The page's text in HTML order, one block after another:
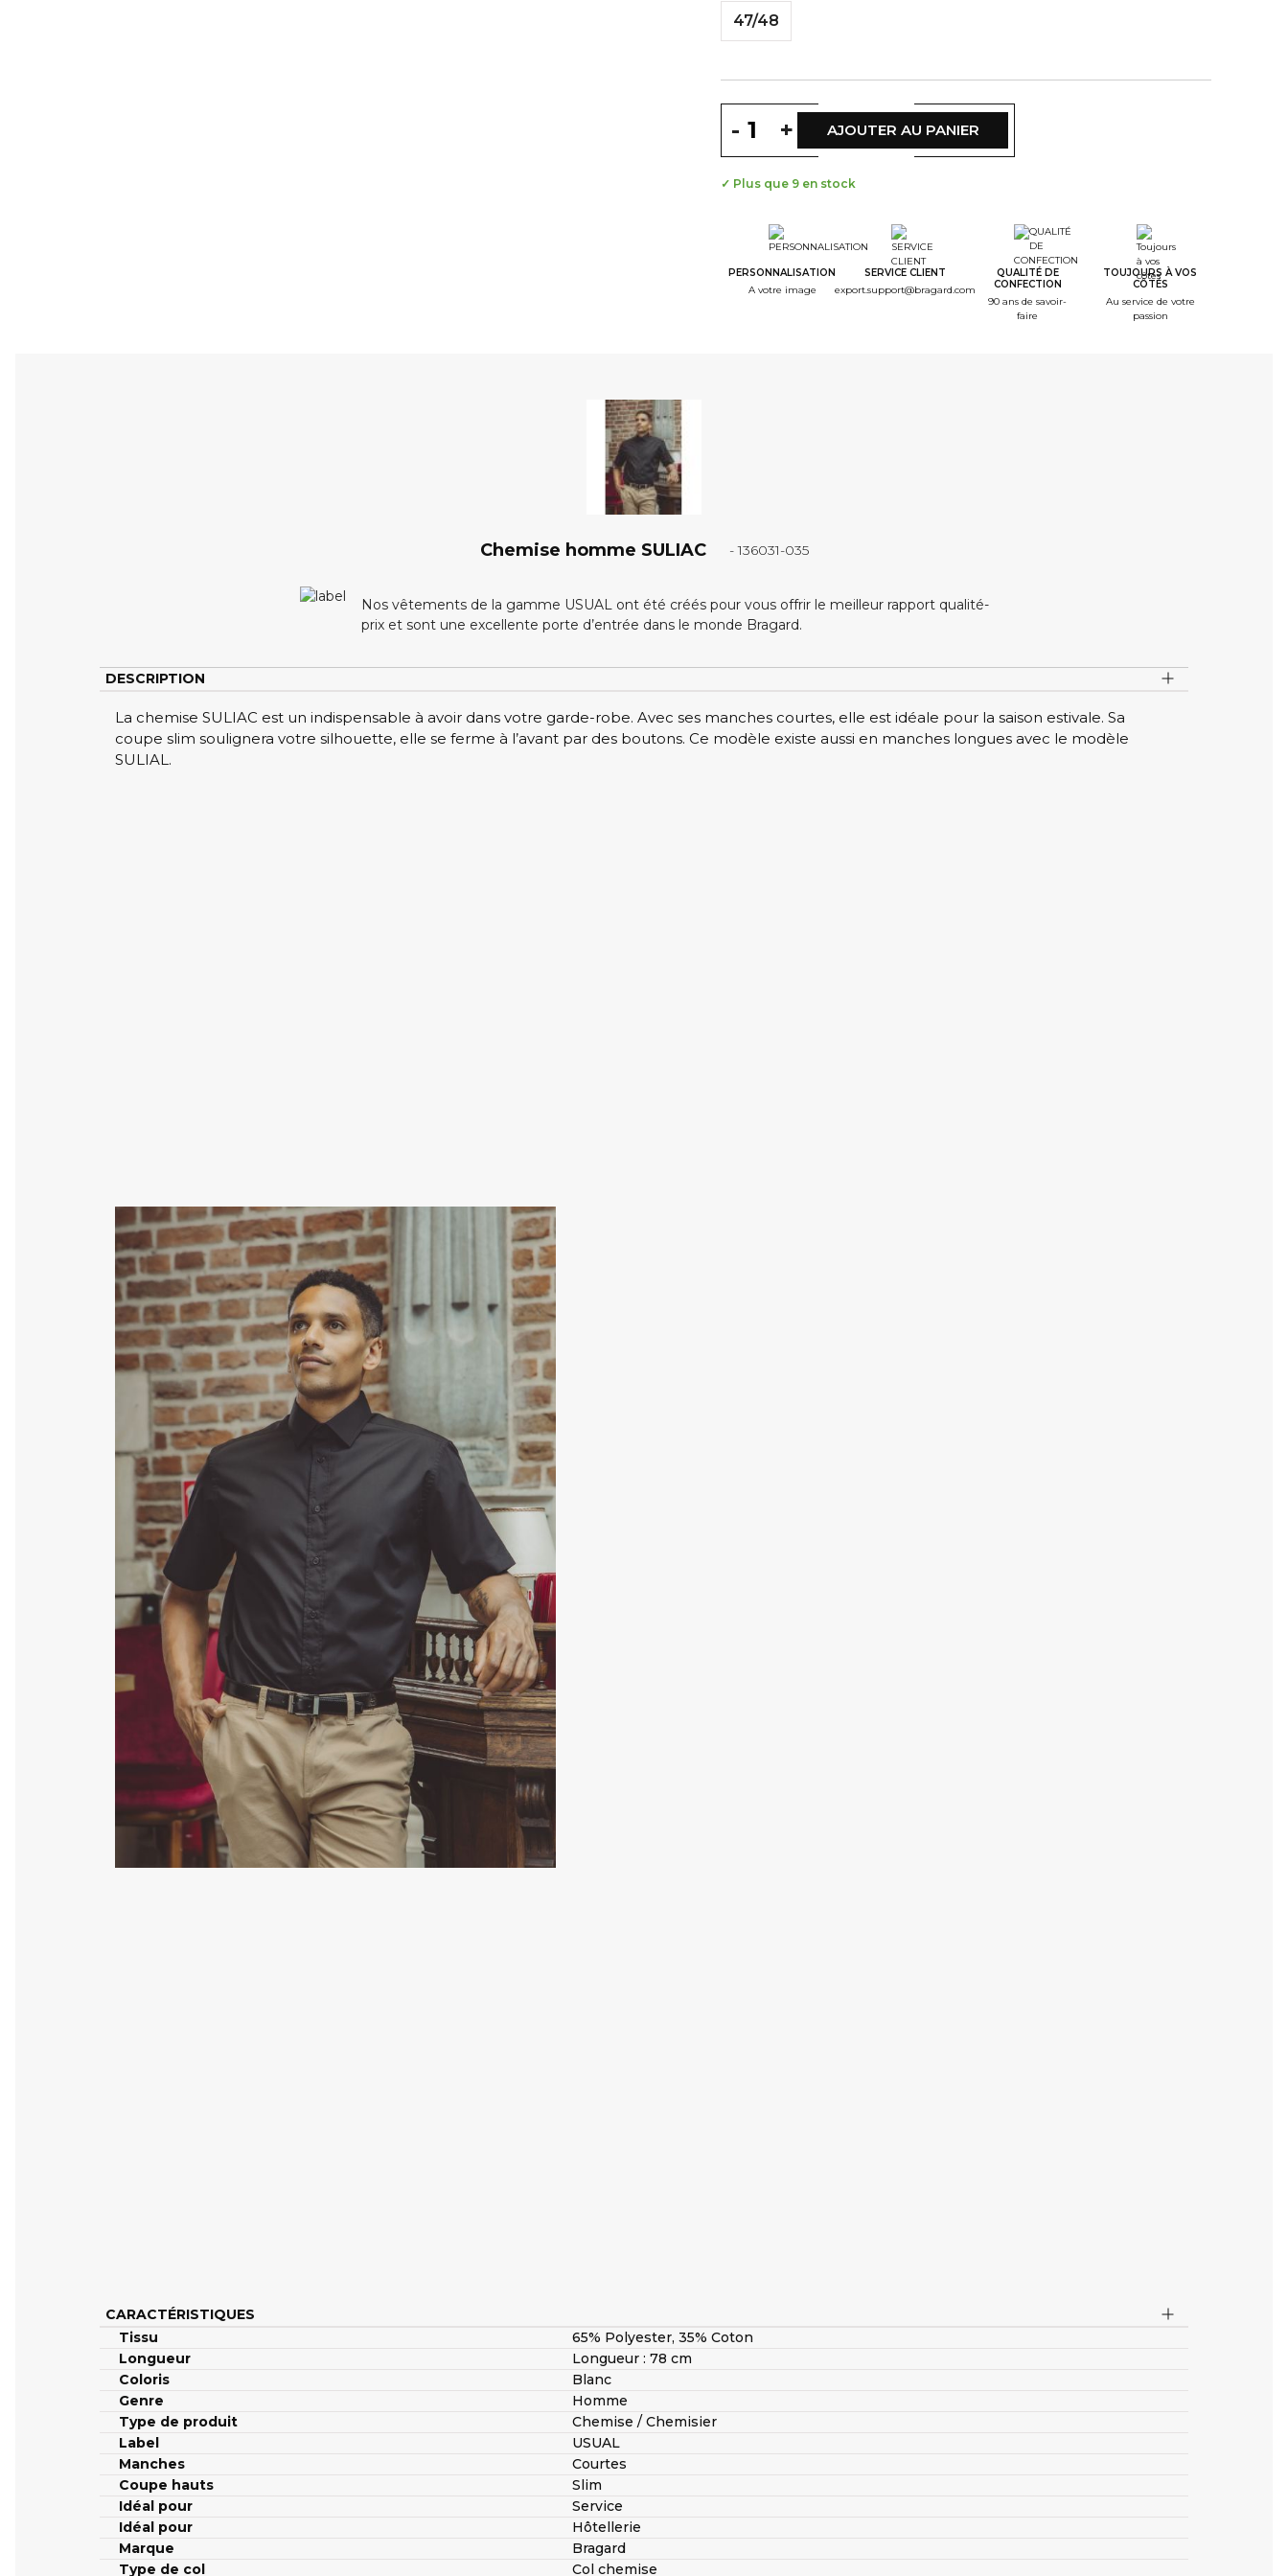
47/48
- + AJOUTER AU PANIER
✓ Plus que 9 en stock
PERSONNALISATION
A votre image
SERVICE CLIENT
export.support@bragard.com
QUALITÉ DE
CONFECTION
90 ans de savoir-
faire
TOUJOURS À VOS
CÔTÉS
Au service de votre
passion
Chemise homme SULIAC - 136031-035
Nos vêtements de la gamme USUAL ont été créés pour vous offrir le meilleur rapport qualité-
prix et sont une excellente porte d’entrée dans le monde Bragard.
DESCRIPTION
La chemise SULIAC est un indispensable à avoir dans votre garde-robe. Avec ses manches courtes, elle est idéale pour la saison estivale. Sa
coupe slim soulignera votre silhouette, elle se ferme à l’avant par des boutons. Ce modèle existe aussi en manches longues avec le modèle
SULIAL.
CARACTÉRISTIQUES
Tissu
65% Polyester, 35% Coton
Longueur
Longueur : 78 cm
Coloris
Blanc
Genre
Homme
Type de produit
Chemise / Chemisier
Label
USUAL
Manches
Courtes
Coupe hauts
Slim
Idéal pour
Service
Idéal pour
Hôtellerie
Marque
Bragard
Type de col
Col chemise